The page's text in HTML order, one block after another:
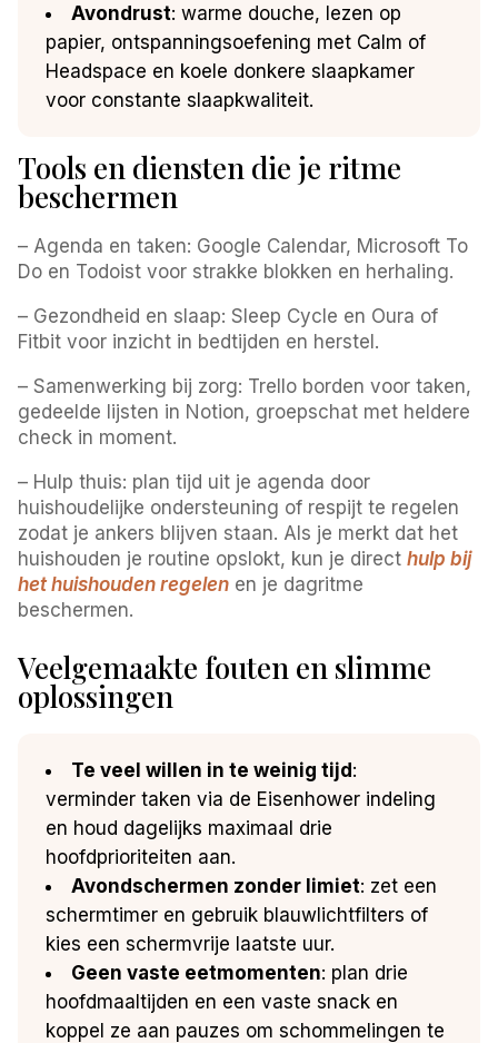
Avondrust: warme douche, lezen op
papier, ontspanningsoefening met Calm of
Headspace en koele donkere slaapkamer
voor constante slaapkwaliteit.
Tools en diensten die je ritme
beschermen
– Agenda en taken: Google Calendar, Microsoft To
Do en Todoist voor strakke blokken en herhaling.
– Gezondheid en slaap: Sleep Cycle en Oura of
Fitbit voor inzicht in bedtijden en herstel.
– Samenwerking bij zorg: Trello borden voor taken,
gedeelde lijsten in Notion, groepschat met heldere
check in moment.
– Hulp thuis: plan tijd uit je agenda door
huishoudelijke ondersteuning of respijt te regelen
zodat je ankers blijven staan. Als je merkt dat het
huishouden je routine opslokt, kun je directhulp bij
het huishouden regelen en je dagritme
beschermen.
Veelgemaakte fouten en slimme
oplossingen
Te veel willen in te weinig tijd:
verminder taken via de Eisenhower indeling
en houd dagelijks maximaal drie
hoofdprioriteiten aan.
Avondschermen zonder limiet: zet een
schermtimer en gebruik blauwlichtfilters of
kies een schermvrije laatste uur.
Geen vaste eetmomenten: plan drie
hoofdmaaltijden en een vaste snack en
koppel ze aan pauzes om schommelingen te